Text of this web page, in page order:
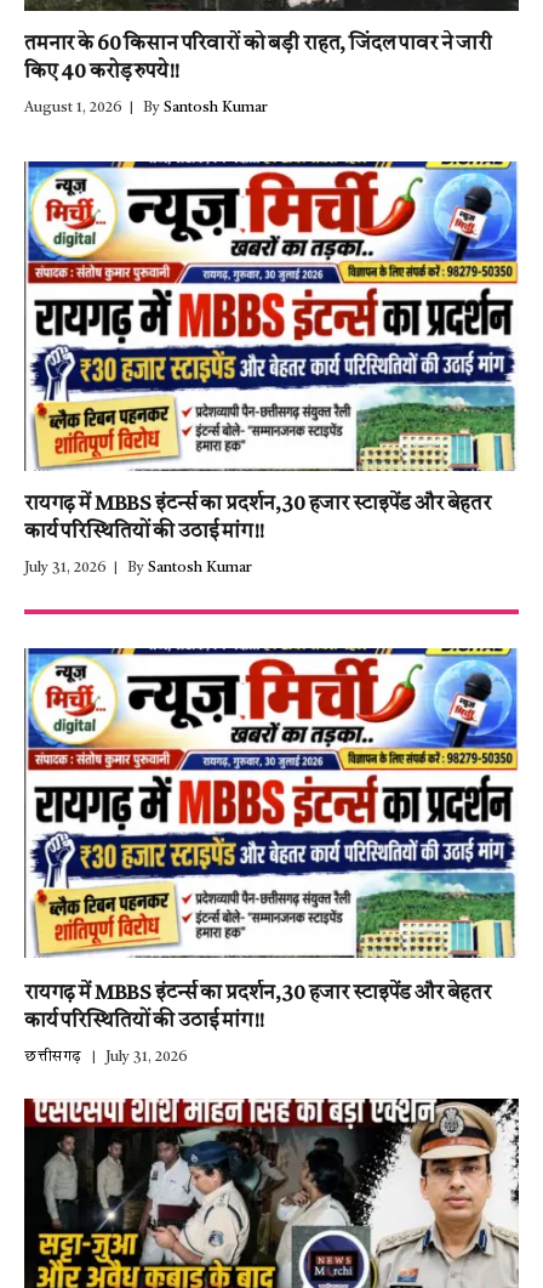
तमनार के 60 किसान परिवारों को बड़ी राहत, जिंदल पावर ने जारी
किए 40 करोड़ रुपये!!
August 1, 2026 By Santosh Kumar
रायगढ़ में MBBS इंटर्न्स का प्रदर्शन,30 हजार स्टाइपेंड और बेहतर
कार्य परिस्थितियों की उठाई मांग!!
July 31, 2026 By Santosh Kumar
रायगढ़ में MBBS इंटर्न्स का प्रदर्शन,30 हजार स्टाइपेंड और बेहतर
कार्य परिस्थितियों की उठाई मांग!!
छत्तीसगढ़ July 31, 2026